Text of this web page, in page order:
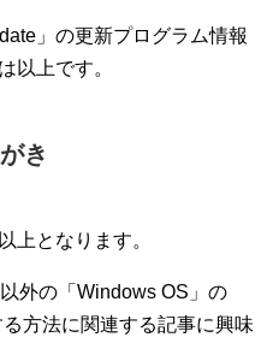
」の更新プログラム情報
以上です。
き
上となります。
外の「Windows OS」の
方法に関連する記事に興味